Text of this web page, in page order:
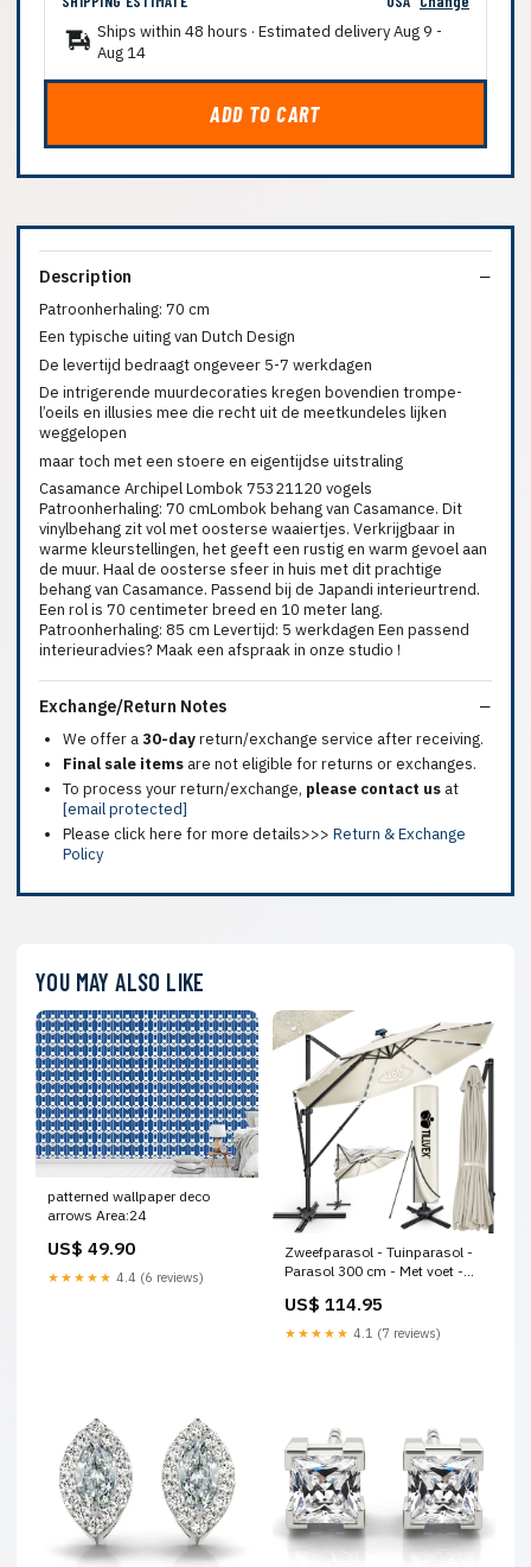
Ships within 48 hours · Estimated deliveryAug 9 -
Aug 14
ADD TO CART
Description
Patroonherhaling: 70 cm
Een typische uiting van Dutch Design
De levertijd bedraagt ongeveer 5-7 werkdagen
De intrigerende muurdecoraties kregen bovendien trompe-
l’oeils en illusies mee die recht uit de meetkundeles lijken
weggelopen
maar toch met een stoere en eigentijdse uitstraling
Casamance Archipel Lombok 75321120 vogels
Patroonherhaling: 70 cmLombok behang van Casamance. Dit
vinylbehang zit vol met oosterse waaiertjes. Verkrijgbaar in
warme kleurstellingen, het geeft een rustig en warm gevoel aan
de muur. Haal de oosterse sfeer in huis met dit prachtige
behang van Casamance. Passend bij de Japandi interieurtrend.
Een rol is 70 centimeter breed en 10 meter lang.
Patroonherhaling: 85 cm Levertijd: 5 werkdagen Een passend
interieuradvies? Maak een afspraak in onze studio !
Exchange/Return Notes
We offer a30-dayreturn/exchange service after receiving.
Final sale items are not eligible for returns or exchanges.
To process your return/exchange, please contact us at
[email protected]
Please click here for more details>>> Return & Exchange
Policy
YOU MAY ALSO LIKE
patterned wallpaper deco
arrows Area:24
US$ 49.90
★★★★★ 4.4 (6 reviews)
Zweefparasol - Tuinparasol -
Parasol 300 cm - Met voet -
Tillvex Out of stock
US$ 114.95
★★★★★ 4.1 (7 reviews)